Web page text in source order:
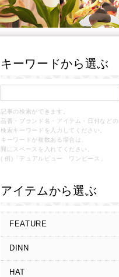
キーワードから選ぶ
記事の検索ができます。
品番・ブランド名・アイテム・日付などの
検索キーワードを入力してください。
キーワードが複数ある場合は、
間にスペースを入れてください。
( 例)「デュアルビュー ワンピース」
アイテムから選ぶ
FEATURE
DINN
HAT